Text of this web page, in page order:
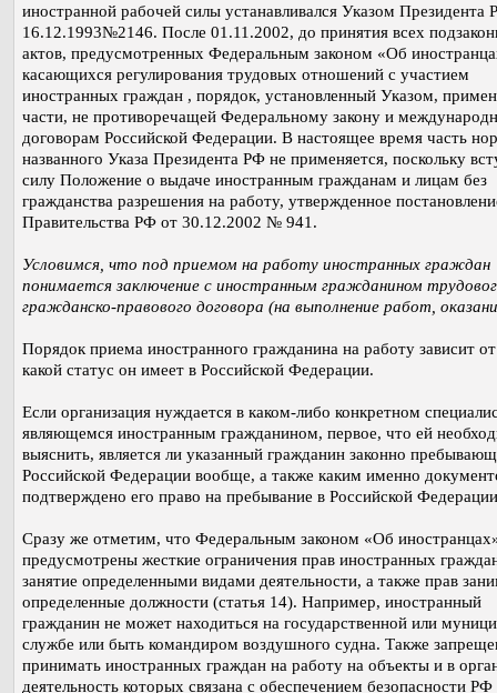
иностранной рабочей силы устанавливался Указом Президента
16.12.1993№2146. После 01.11.2002, до принятия всех
актов, предусмотренных Федеральным законом «Об
касающихся регулирования трудовых отношений с участием
иностранных граждан , порядок, установленный Указом,
части, не противоречащей Федеральному закону и
договорам Российской Федерации. В настоящее время часть
названного Указа Президента РФ не применяется, поскольку
силу Положение о выдаче иностранным гражданам и лицам без
гражданства разрешения на работу, утвержденное
Правительства РФ от 30.12.2002 № 941.
Условимся, что под приемом на работу иностранных граждан
понимается заключение с иностранным гражданином
гражданско-правового договора (на выполнение работ,
Порядок приема иностранного гражданина на работу зависит
какой статус он имеет в Российской Федерации.
Если организация нуждается в каком-либо конкретном
являющемся иностранным гражданином, первое, что ей
выяснить, является ли указанный гражданин законно
Российской Федерации вообще, а также каким именно
подтверждено его право на пребывание в Российской
Сразу же отметим, что Федеральным законом «Об
предусмотрены жесткие ограничения прав иностранных
занятие определенными видами деятельности, а также прав
определенные должности (статья 14). Например, иностранный
гражданин не может находиться на государственной или
службе или быть командиром воздушного судна. Также
принимать иностранных граждан на работу на объекты и в
деятельность которых связана с обеспечением безопасности РФ